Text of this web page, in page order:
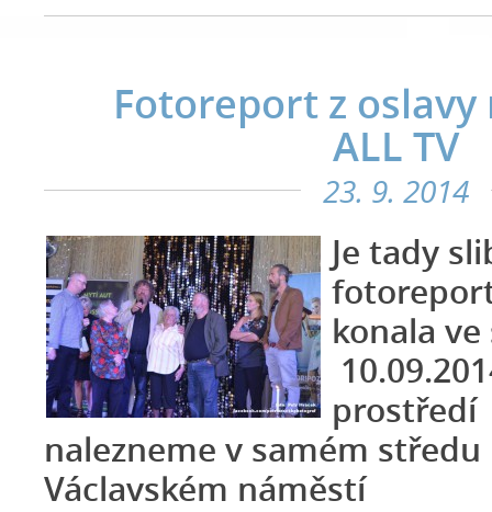
Fotoreport z
ALL TV
23. 9. 2014
Je tady
konala
nalezneme v samém středu
Václavském náměstí